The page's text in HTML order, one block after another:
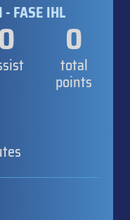
- FASE IHL
0 0
total
points